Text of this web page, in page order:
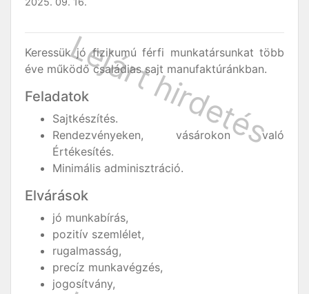
Keressük jó fizikumú férfi munkatársunkat több
éve működő családias sajt manufaktúránkban.
Feladatok
Sajtkészítés.
Rendezvényeken, vásárokon való
Értékesítés.
Minimális adminisztráció.
Elvárások
jó munkabírás,
pozitív szemlélet,
rugalmasság,
precíz munkavégzés,
jogosítvány,